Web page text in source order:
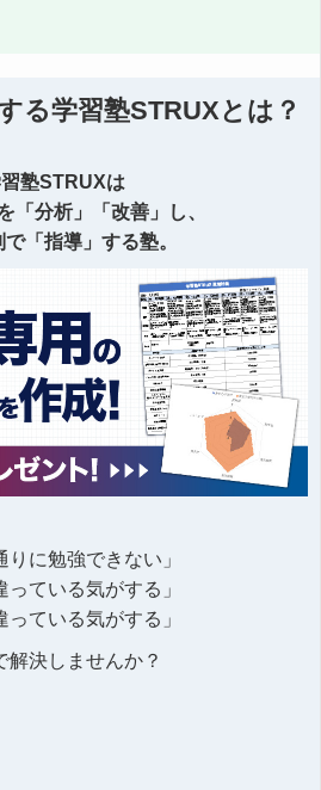
る学習塾STRUXとは？
塾STRUXは
「分析」「改善」し、
「指導」する塾。
りに勉強できない」
っている気がする」
っている気がする」
解決しませんか？